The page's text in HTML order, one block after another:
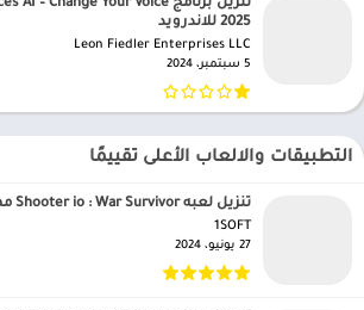
2025 للاندرويد
Leon Fiedler Enterprises LLC‏
5 سبتمبر، 2024
التطبيقات والالعاب الأعلى تقييمًا
تنزيل لعبه Shooter io : War Survivor مهكرة للاندرويد APK 2025
1SOFT‏
27 يونيو، 2024